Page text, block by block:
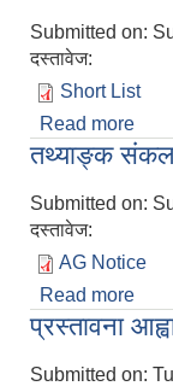
Submitted on:
दस्तावेज:
Short List
Read more
तथ्याङ्क
Submitted on:
दस्तावेज:
AG Notice
Read more
प्रस्तावना
Submitted on: